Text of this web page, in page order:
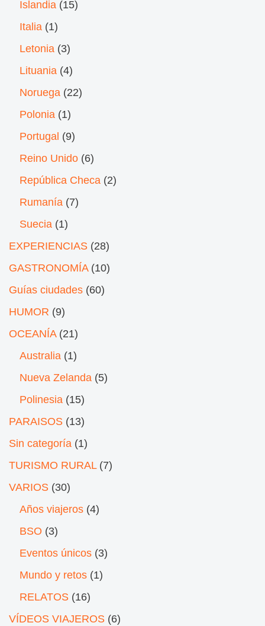
Islandia (15)
Italia (1)
Letonia (3)
Lituania (4)
Noruega (22)
Polonia (1)
Portugal (9)
Reino Unido (6)
República Checa (2)
Rumanía (7)
Suecia (1)
EXPERIENCIAS (28)
GASTRONOMÍA(10)
Guías ciudades (60)
HUMOR (9)
OCEANÍA(21)
Australia (1)
Nueva Zelanda (5)
Polinesia (15)
PARAISOS (13)
Sin categoría (1)
TURISMO RURAL(7)
VARIOS (30)
Años viajeros (4)
BSO (3)
Eventos únicos (3)
Mundo y retos (1)
RELATOS (16)
VÍDEOS VIAJEROS (6)